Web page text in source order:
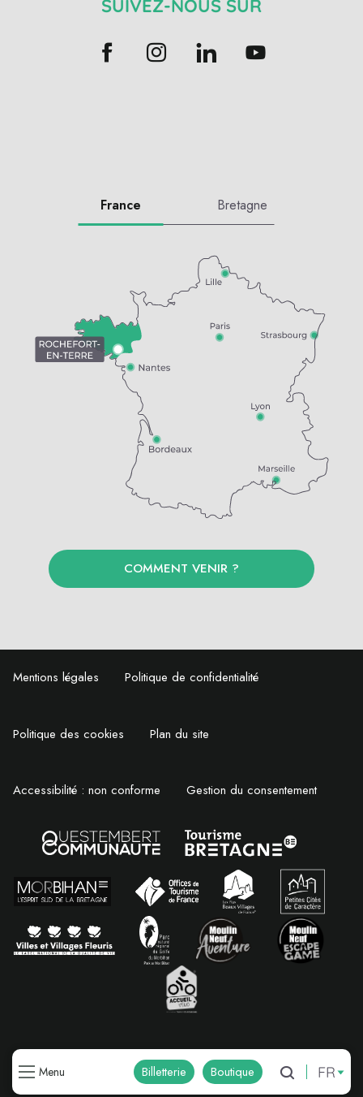
Menu Billetterie Boutique
Recherche
FR
SUIVEZ-NOUS SUR
France Bretagne
COMMENT VENIR ?
Mentions légales Politique de confidentialité
Politique des cookies Plan du site
Accessibilité : non conforme Gestion du consentement